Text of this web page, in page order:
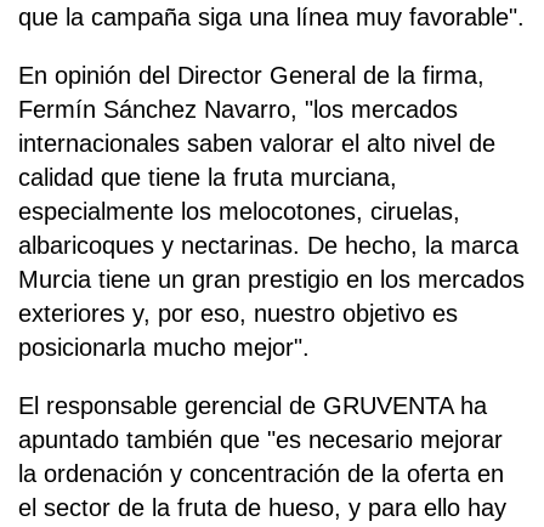
que la campaña siga una línea muy favorable".
En opinión del Director General de la firma,
Fermín Sánchez Navarro, "los mercados
internacionales saben valorar el alto nivel de
calidad que tiene la fruta murciana,
especialmente los melocotones, ciruelas,
albaricoques y nectarinas. De hecho, la marca
Murcia tiene un gran prestigio en los mercados
exteriores y, por eso, nuestro objetivo es
posicionarla mucho mejor".
El responsable gerencial de GRUVENTA ha
apuntado también que "es necesario mejorar
la ordenación y concentración de la oferta en
el sector de la fruta de hueso, y para ello hay